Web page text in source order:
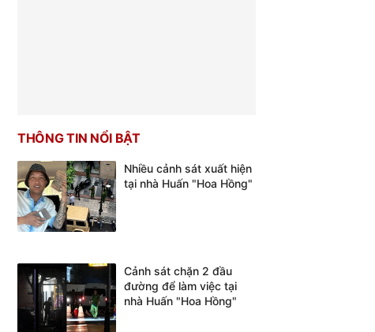
THÔNG TIN NỔI BẬT
Nhiều cảnh sát xuất hiện
tại nhà Huấn "Hoa Hồng"
Cảnh sát chặn 2 đầu
đường để làm việc tại
nhà Huấn "Hoa Hồng"